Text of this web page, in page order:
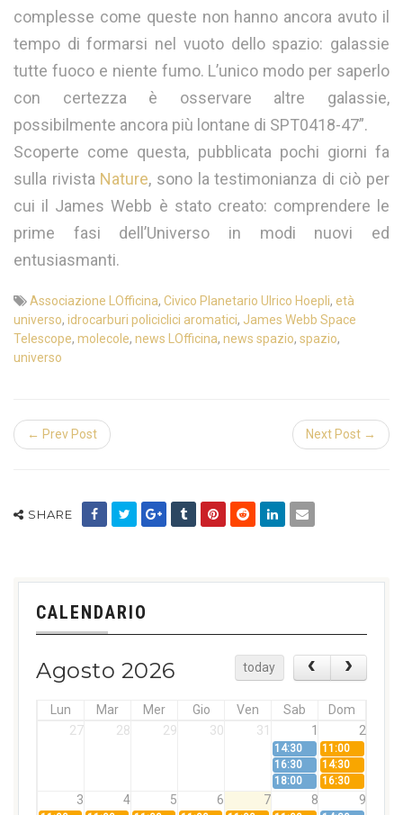
complesse come queste non hanno ancora avuto il
tempo di formarsi nel vuoto dello spazio: galassie
tutte fuoco e niente fumo. L’unico modo per saperlo
con certezza è osservare altre galassie,
possibilmente ancora più lontane di SPT0418-47”.
Scoperte come questa, pubblicata pochi giorni fa
sulla rivista Nature, sono la testimonianza di ciò per
cui il James Webb è stato creato: comprendere le
prime fasi dell’Universo in modi nuovi ed
entusiasmanti.
Associazione LOfficina, Civico Planetario Ulrico Hoepli, età
universo, idrocarburi policiclici aromatici, James Webb Space
Telescope, molecole, news LOfficina, news spazio, spazio,
universo
← Prev Post Next Post →
SHARE
CALENDARIO
Agosto 2026 today
Lun Mar Mer Gio Ven Sab
Dom
27
28 29 30 31 1 2
14:30
11:00
16:30
14:30
18:00
16:30
3 4 5 6 7 8 9